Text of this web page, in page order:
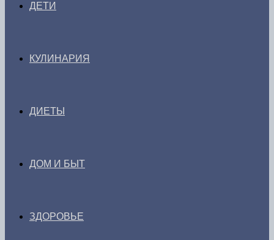
ДЕТИ
КУЛИНАРИЯ
ДИЕТЫ
ДОМ И БЫТ
ЗДОРОВЬЕ